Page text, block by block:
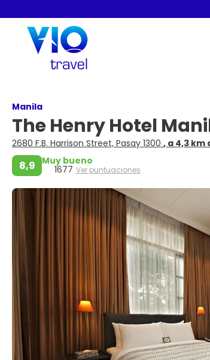
Manila
The Henry Hotel
2680 F.B. Harrison Street, Pasay 1300 , a 4,3 km
8,9 Muy bueno
1677 Ver puntuaciones